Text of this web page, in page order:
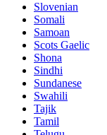
Slovenian
Somali
Samoan
Scots Gaelic
Shona
Sindhi
Sundanese
Swahili
Tajik
Tamil